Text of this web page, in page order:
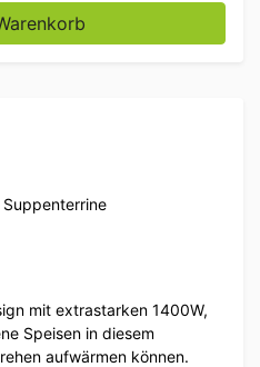
aus Edelstahl
mit extrastarken 1400W,
Speisen in diesem
aufwärmen können.